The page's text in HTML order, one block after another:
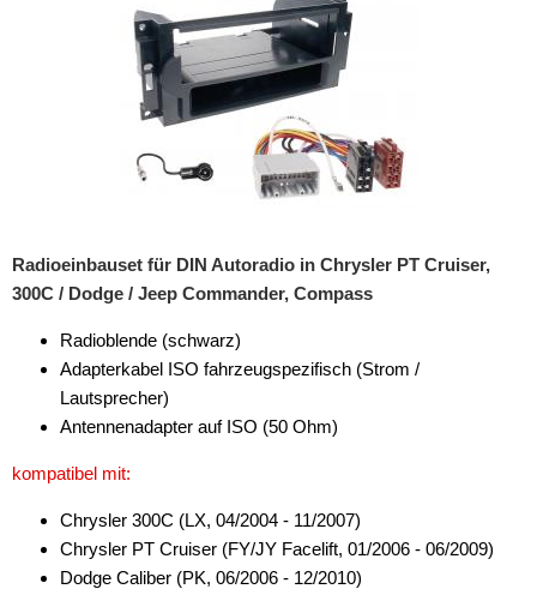
Antennenkabel
Antennensplitter
Antennenstecker
Antennenzubehör
Bluetooth
CAN-BUS-Adapter
Cinch-Kabel
DAB+
Entriegelung
Radioeinbauset für DIN Autoradio in Chrysler PT Cruiser,
300C / Dodge / Jeep Commander, Compass
Radioblende (schwarz)
Adapterkabel ISO fahrzeugspezifisch (Strom /
Lautsprecher)
Antennenadapter auf ISO (50 Ohm)
kompatibel mit:
Chrysler 300C (LX, 04/2004 - 11/2007)
Chrysler PT Cruiser (FY/JY Facelift, 01/2006 - 06/2009)
Dodge Caliber (PK, 06/2006 - 12/2010)